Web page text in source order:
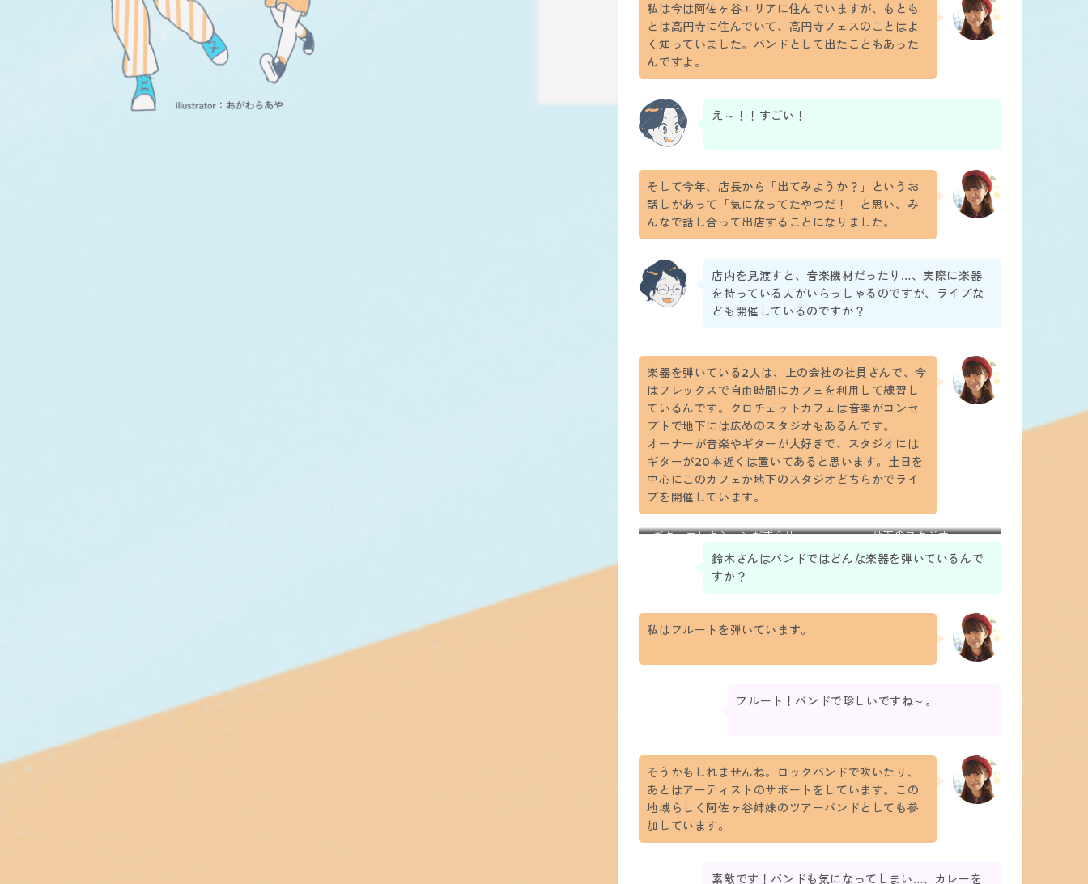
私は今は阿佐ヶ谷エリアに住んでいますが、もとも
とは高円寺に住んでいて、高円寺フェスのことはよ
く知っていました。バンドとして出たこともあった
んですよ。
え～！！すごい！
そして今年、店長から「出てみようか？」というお
話しがあって「気になってたやつだ！」と思い、み
んなで話し合って出店することになりました。
店内を見渡すと、音楽機材だったり…、実際に楽器
を持っている人がいらっしゃるのですが、ライブな
ども開催しているのですか？
楽器を弾いている2人は、上の会社の社員さんで、今
はフレックスで自由時間にカフェを利用して練習し
ているんです。クロチェットカフェは音楽がコンセ
プトで地下には広めのスタジオもあるんです。
オーナーが音楽やギターが大好きで、スタジオには
ギターが20本近くは置いてあると思います。土日を
中心にこのカフェか地下のスタジオどちらかでライ
ブを開催しています。
ギターコレクションがずらり！ 地下のスタジオ
鈴木さんはバンドではどんな楽器を弾いているんで
すか？
私はフルートを弾いています。
フルート！バンドで珍しいですね～。
そうかもしれませんね。ロックバンドで吹いたり、
あとはアーティストのサポートをしています。この
地域らしく阿佐ヶ谷姉妹のツアーバンドとしても参
加しています。
素敵です！バンドも気になってしまい…、カレーを